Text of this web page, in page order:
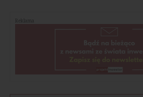
Reklama